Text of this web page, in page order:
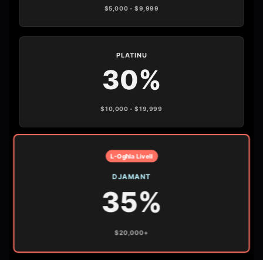
$5,000 - $9,999
PLATINU
30%
$10,000 - $19,999
L-Ogħla Livell
DJAMANT
35%
$20,000+